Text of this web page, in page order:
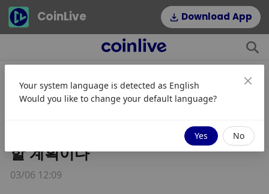
CoinLive Download App
SEC는 디지털 자산을 2030년까지의
인 등에 대한 규제 프레임워크를 마련
할 계획이다
03/06 12:09
Your system language is detected as English
Would you like to change your default language?
Yes No